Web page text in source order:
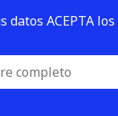
datos ACEPTA los